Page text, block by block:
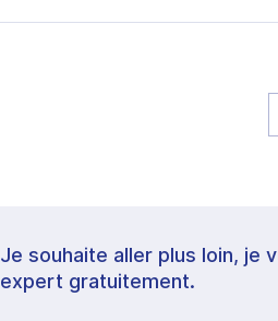
Je souhaite aller plus loin, je
expert gratuitement.